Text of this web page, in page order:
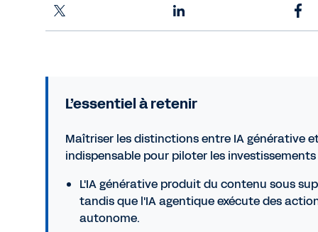
L’essentiel à retenir
Maîtriser les distinctions entre IA générative
indispensable pour piloter les
L'IA générative produit du contenu sous
tandis que l'IA agentique exécute des
autonome.